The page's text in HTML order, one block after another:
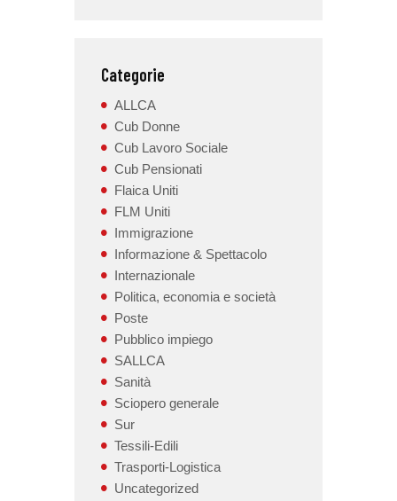
Categorie
ALLCA
Cub Donne
Cub Lavoro Sociale
Cub Pensionati
Flaica Uniti
FLM Uniti
Immigrazione
Informazione & Spettacolo
Internazionale
Politica, economia e società
Poste
Pubblico impiego
SALLCA
Sanità
Sciopero generale
Sur
Tessili-Edili
Trasporti-Logistica
Uncategorized